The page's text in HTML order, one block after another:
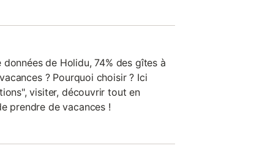
de Holidu, 74% des gîtes à
? Pourquoi choisir ? Ici
visiter, découvrir tout en
prendre de vacances !